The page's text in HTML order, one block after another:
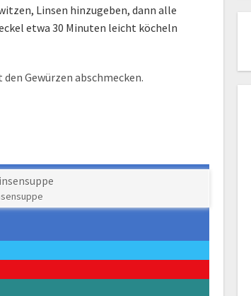
Linsen hinzugeben, dann alle
etwa 30 Minuten leicht köcheln
Gewürzen abschmecken.